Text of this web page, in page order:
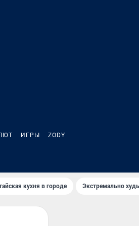
ИГРЫ ZODY
кухня в городе Экстремально